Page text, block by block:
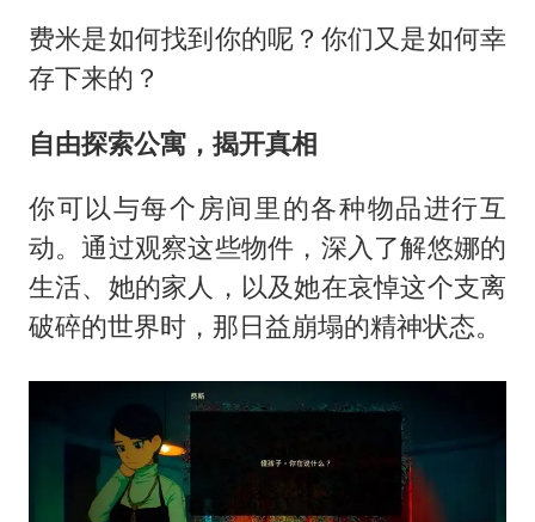
费米是如何找到你的呢？你们又是如何幸
存下来的？
自由探索公寓，揭开真相
你可以与每个房间里的各种物品进行互
动。通过观察这些物件，深入了解悠娜的
生活、她的家人，以及她在哀悼这个支离
破碎的世界时，那日益崩塌的精神状态。